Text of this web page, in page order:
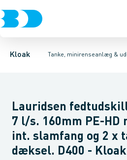
Kloak Tanke, minirenseanlæg &
Rør & fittingsBrøndeBrøndgods
Udskillere Tanke Tilbehør til tanke
OlieudskillereFedtudskillere
Lauridsen
7 l/s. 160mm PE-HD
int. slamfang og 2 x
dæksel. D400 - Kloak